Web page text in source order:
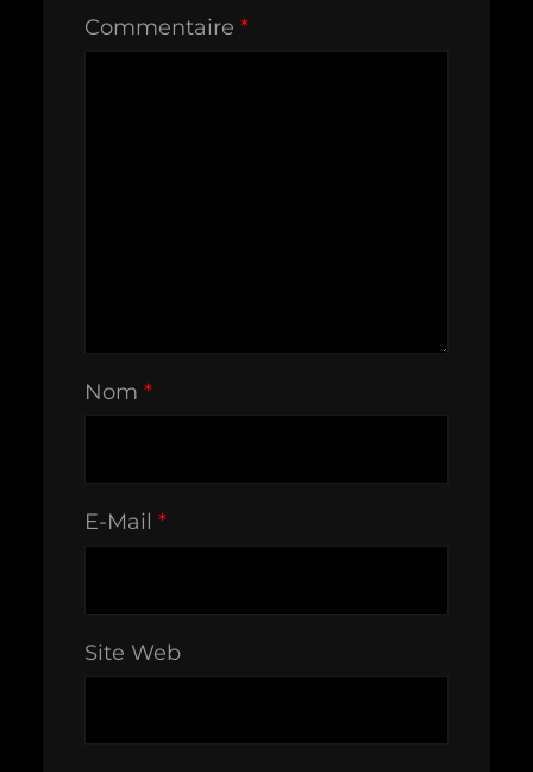
Commentaire *
Nom *
E-Mail *
Site Web